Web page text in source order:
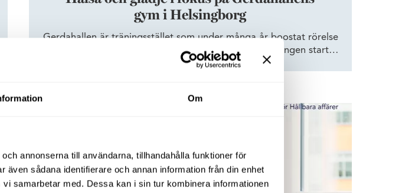
Om
annonserna till användarna, tillhandahålla funktioner för
sådana identifierare och annan information från din enhet
samarbetar med. Dessa kan i sin tur kombinera informationen
gym i Helsingborg
Gerdahallen är träningsstället som under många år boostat rörelse
och hälsa i Lunds studentvärld. Nu har de för första gången startat
en filial: Gerdahallens gym i gamla gummifabriken i Helsingborg,
hälsofrämjare som moderskeppet i Lund.